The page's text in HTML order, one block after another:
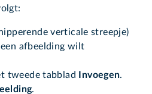
verticale streepje)
afbeelding wilt
tweede tabblad
Invoegen.
.